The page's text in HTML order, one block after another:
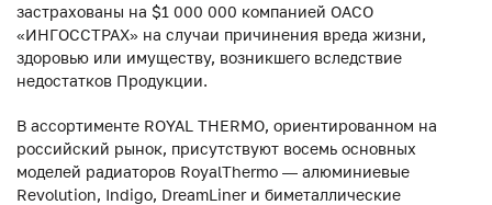
застрахованы на $1 000 000 компанией ОАСО
«ИНГОССТРАХ» на случаи причинения вреда жизни,
здоровью или имуществу, возникшего вследствие
недостатков Продукции.
В ассортименте ROYAL THERMO, ориентированном на
российский рынок, присутствуют восемь основных
моделей радиаторов RoyalThermo — алюминиевые
Revolution, Indigo, DreamLiner и биметаллические